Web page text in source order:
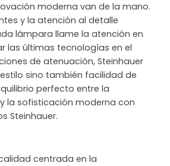
moderna van de la mano.
y la atención al detalle
lámpara llame la atención en
las últimas tecnologías en el
de atenuación, Steinhauer
sino también facilidad de
perfecto entre la
la sofisticación moderna con
Steinhauer.
centrada en la